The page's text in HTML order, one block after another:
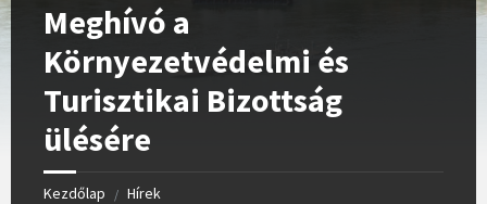
Meghívó a
Környezetvédelmi és
Turisztikai Bizottság
ülésére
Kezdőlap / Hírek